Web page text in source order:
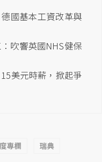
國基本工資改革與
吹響英國NHS健保
美元時薪，掀起爭
專欄 瑞典